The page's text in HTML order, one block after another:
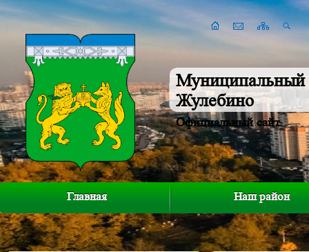
Муниципальный
Жулебино
Официальный сайт
Главная Наш район